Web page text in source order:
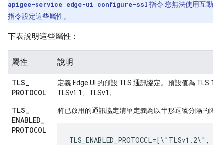
apigee-service edge-ui configure-ssl 指令 您無法使用互動
指令設定這些屬性。
下表說明這些屬性：
屬性 說明
TLS_
PROTOCOL
定義 Edge UI 的預設 TLS 通訊協定。預設值為 TLS
TLSv1.1、TLSv1。
TLS_
ENABLED_
PROTOCOL
將已啟用的通訊協定清單定義為以半形逗號分隔的陣